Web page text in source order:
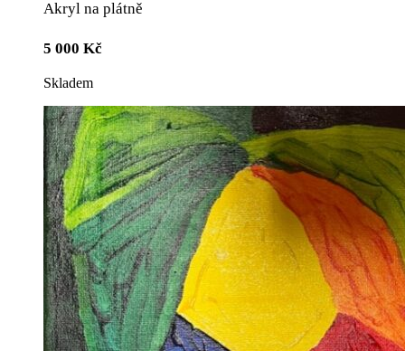
Akryl na plátně
5 000 Kč
Skladem